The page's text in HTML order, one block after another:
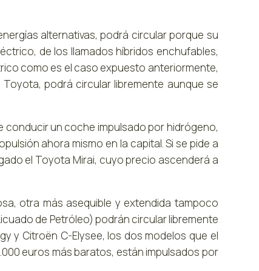
alternativas, podrá circular porque su
de los llamados híbridos enchufables,
como es el caso expuesto anteriormente,
podrá circular libremente aunque se
conducir un coche impulsado por hidrógeno,
ahora mismo en la capital. Si se pide a
el Toyota Mirai, cuyo precio ascenderá a
otra más asequible y extendida tampoco
de Petróleo) podrán circular libremente
y Citroën C-Elysee, los dos modelos que el
euros más baratos, están impulsados por